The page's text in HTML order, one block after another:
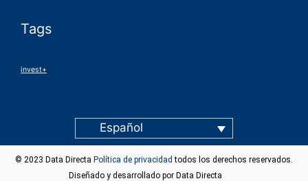
Tags
invest+
Español
© 2023 Data Directa Política de privacidad todos los derechos reservados.
Diseñado y desarrollado por Data Directa